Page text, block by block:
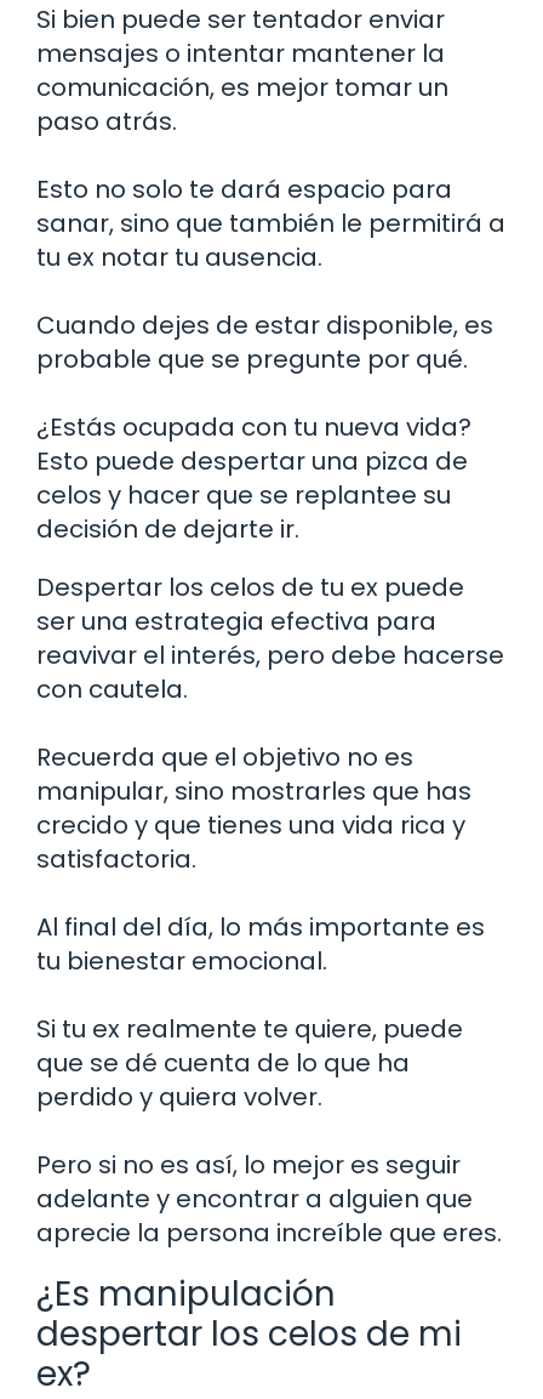
Si bien puede ser tentador enviar
mensajes o intentar mantener la
comunicación, es mejor tomar un
paso atrás.
Esto no solo te dará espacio para
sanar, sino que también le permitirá a
tu ex notar tu ausencia.
Cuando dejes de estar disponible, es
probable que se pregunte por qué.
¿Estás ocupada con tu nueva vida?
Esto puede despertar una pizca de
celos y hacer que se replantee su
decisión de dejarte ir.
Despertar los celos de tu ex puede
ser una estrategia efectiva para
reavivar el interés, pero debe hacerse
con cautela.
Recuerda que el objetivo no es
manipular, sino mostrarles que has
crecido y que tienes una vida rica y
satisfactoria.
Al final del día, lo más importante es
tu bienestar emocional.
Si tu ex realmente te quiere, puede
que se dé cuenta de lo que ha
perdido y quiera volver.
Pero si no es así, lo mejor es seguir
adelante y encontrar a alguien que
aprecie la persona increíble que eres.
¿Es manipulación
despertar los celos de mi
ex?